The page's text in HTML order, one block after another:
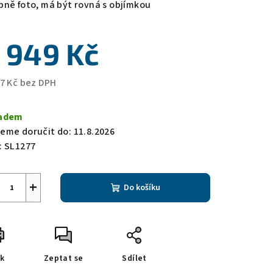
foto, má být rovná s objímkou
949 Kč
Kč bez DPH
doručit do: 11.8.2026
SL1277
+ Do košíku
Zeptat se Sdílet